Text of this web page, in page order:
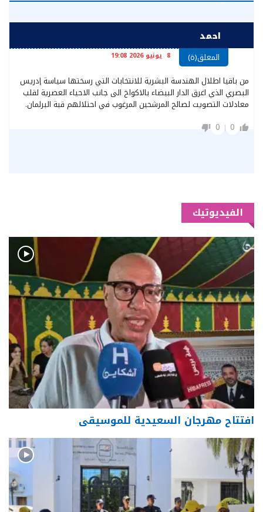
احمد
المعلق(ة) 8 يونيو 2026 19:08
من باقيا اطلال الهندسة البشرية للانتخابات التي رسختها سياسة إدريس
البصري الذي اغرق الدار البيضاء بالاكواخ الى جانب الاحياء العصرية لقلب
معادلات التصويت لصالح المرشحين المرغوب في احتلالهم قبة البرلمان.
0
0
الفيديوتيك
افتتاح مهرجان السعيدية للموسيقى